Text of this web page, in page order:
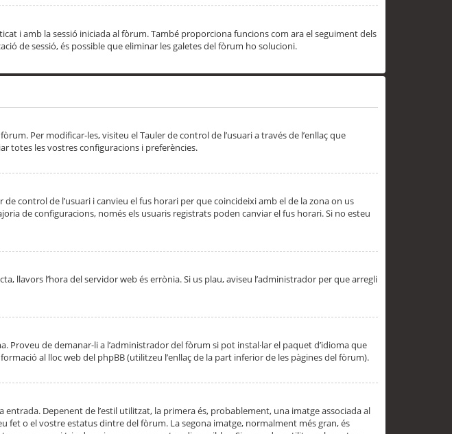
i amb la sessió iniciada al fòrum. També proporciona funcions com ara el seguiment dels
de sessió, és possible que eliminar les galetes del fòrum ho solucioni.
Per modificar-les, visiteu el Tauler de control de l’usuari a través de l’enllaç que
totes les vostres configuracions i preferències.
control de l’usuari i canvieu el fus horari per que coincideixi amb el de la zona on us
de configuracions, només els usuaris registrats poden canviar el fus horari. Si no esteu
llavors l’hora del servidor web és errònia. Si us plau, aviseu l’administrador per que arregli
de demanar-li a l’administrador del fòrum si pot instal·lar el paquet d’idioma que
al lloc web del phpBB (utilitzeu l’enllaç de la part inferior de les pàgines del fòrum).
Depenent de l’estil utilitzat, la primera és, probablement, una imatge associada al
o el vostre estatus dintre del fòrum. La segona imatge, normalment més gran, és